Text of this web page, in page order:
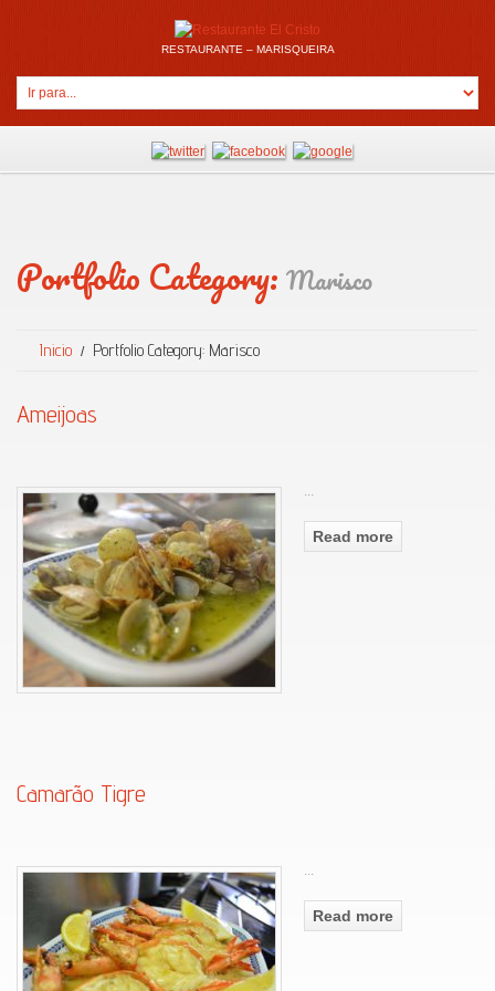
RESTAURANTE – MARISQUEIRA
Portfolio Category: Marisco
Inicio Portfolio Category: Marisco
Ameijoas
Read more
Camarão Tigre
Read more